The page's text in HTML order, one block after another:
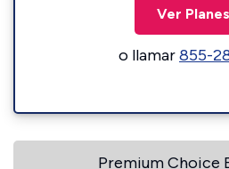
Ver Planes
o llamar855-
Premium Choice